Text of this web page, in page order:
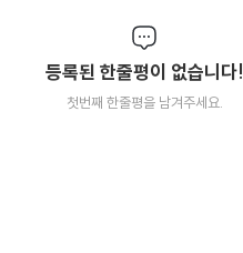
등록된 한줄평이 없습니다!
첫번째 한줄평을 남겨주세요.